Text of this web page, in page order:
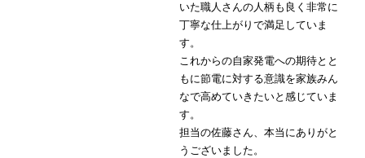
いた職人さんの人柄も良く非常に
丁寧な仕上がりで満足していま
す。
これからの自家発電への期待とと
もに節電に対する意識を家族みん
なで高めていきたいと感じていま
す。
担当の佐藤さん、本当にありがと
うございました。